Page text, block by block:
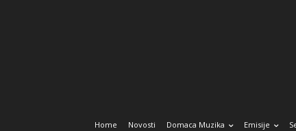
Home Novosti Domaca Muzika Emisije